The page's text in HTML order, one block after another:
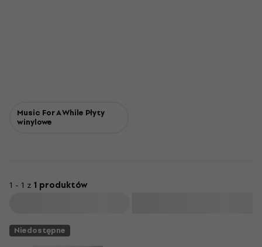
Music For A While Płyty
winylowe
1 - 1 z 1 produktów
Niedostępne